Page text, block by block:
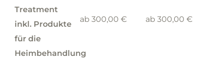
Treatment
inkl. Produkte
für die
Heimbehandlung
ab 300,00 € ab 300,00 €